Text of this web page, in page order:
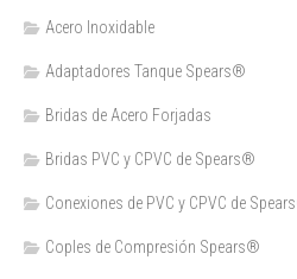
Acero Inoxidable
Adaptadores Tanque Spears®
Bridas de Acero Forjadas
Bridas PVC y CPVC de Spears®
Conexiones de PVC y CPVC de
Coples de Compresión Spears®